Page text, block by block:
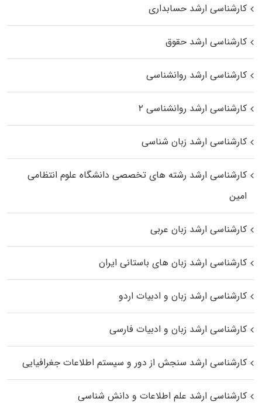
کارشناسی ارشد حسابداری
کارشناسی ارشد حقوق
کارشناسی ارشد روانشناسی
کارشناسی ارشد روانشناسی ۲
کارشناسی ارشد زبان شناسی
کارشناسی ارشد رﺷﺘﻪ ﻫﺎی تخصصی داﻧﺸﮕﺎه ﻋﻠﻮم انتظامی
اﻣﻴﻦ
کارشناسی ارشد زبان عربی
کارشناسی ارشد زبان‌ های باستانی ایران
کارشناسی ارشد زبان و ادبیات اردو
کارشناسی ارشد زبان و ادبیات فارسی
کارشناسی ارشد سنجش از دور و سیستم اطلاعات جغرافیایی
کارشناسی ارشد علم اطلاعات و دانش شناسی